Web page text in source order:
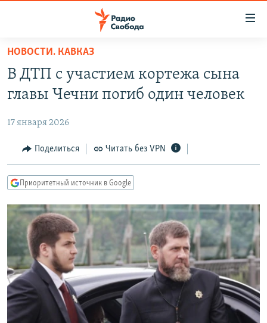
упрощенного
доступа
основному
Вернутся
главной
навигации
Вернутся
поиску
ПОДКАСТЫ
ЦИТАТЫ СВОБОДЫ
МНЕНИЯ
IDEL.РЕАЛИИ
КАВКАЗ.РЕАЛИИ
СЕВЕР.РЕАЛИИ
СИБИРЬ.РЕАЛИИ
РАСПИСАНИЕ ВЕЩАНИЯ
ПОДПИШИТЕСЬ НА РАССЫЛКУ
НОВОСТИ. КАВКАЗ
В ДТП с участием кортежа сына
главы Чечни погиб один человек
17 января 2026
Поделиться Читать без VPN
Приоритетный источник в Google